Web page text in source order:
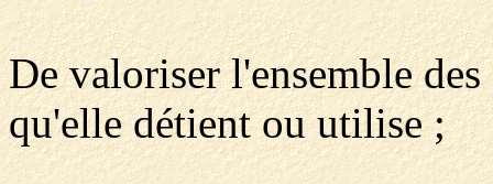
De valoriser l'ensemble
qu'elle détient ou utilise ;